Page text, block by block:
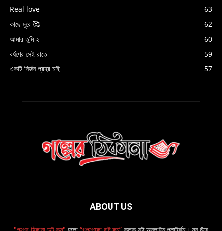
Real love
63
কাছে দূরে 🥰
62
আমার তুমি ২
60
বর্ষণের সেই রাতে
59
একটি নির্জন প্রহর চাই
57
ABOUT US